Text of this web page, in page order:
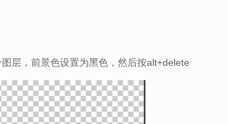
层，前景色设置为黑色，然后按alt+delete